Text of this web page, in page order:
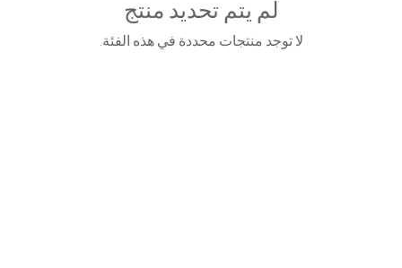
لم يتم تحديد منتج
لا توجد منتجات محددة في هذه الفئة.